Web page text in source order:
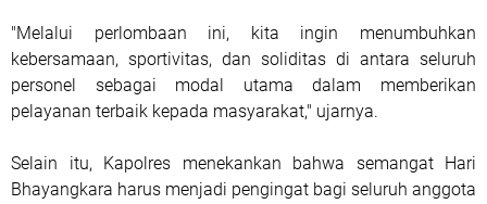
"Melalui perlombaan ini, kita ingin menumbuhkan
kebersamaan, sportivitas, dan soliditas di antara seluruh
personel sebagai modal utama dalam memberikan
pelayanan terbaik kepada masyarakat," ujarnya.
Selain itu, Kapolres menekankan bahwa semangat Hari
Bhayangkara harus menjadi pengingat bagi seluruh anggota